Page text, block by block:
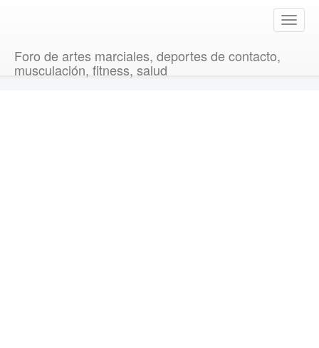
T
o
Foro de artes marciales, deportes de contacto,
musculación, fitness, salud